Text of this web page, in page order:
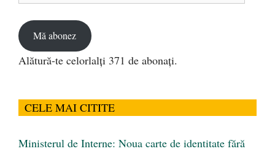
Mă abonez
Alătură-te celorlalți 371 de abonați.
CELE MAI CITITE
Ministerul de Interne: Noua carte de identitate fără